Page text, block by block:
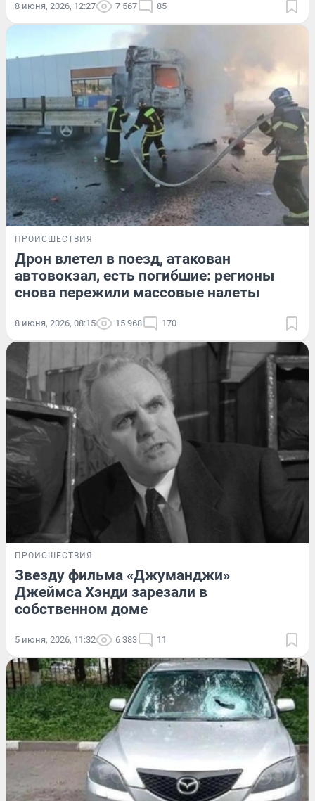
8 июня, 2026, 12:27 7 567 85
ПРОИСШЕСТВИЯ
Дрон влетел в поезд, атакован
автовокзал, есть погибшие: регионы
снова пережили массовые налеты
8 июня, 2026, 08:15 15 968 170
ПРОИСШЕСТВИЯ
Звезду фильма «Джуманджи»
Джеймса Хэнди зарезали в
собственном доме
5 июня, 2026, 11:32 6 383 11